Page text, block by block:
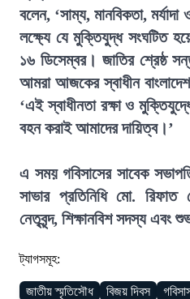
বলেন, ‘সাম্য, মানবিকতা, মর্যাদা
লক্ষ্যে যে মুক্তিযুদ্ধ সংঘটিত
১৬ ডিসেম্বর। জাতির শ্রেষ্ঠ
আমরা আজকের স্বাধীন
‘এই স্বাধীনতা রক্ষা ও
বহন করাই আমাদের দায়িত্ব।’
এ সময় গবিসাসের সাবেক
সাভার প্রতিনিধি মো. রিফাত
নেতৃবৃন্দ, শিক্ষানবিশ সদস্য এবং
ট্যাগসমূহ:
জাতীয় স্মৃতিসৌধ বিজয় দিবস